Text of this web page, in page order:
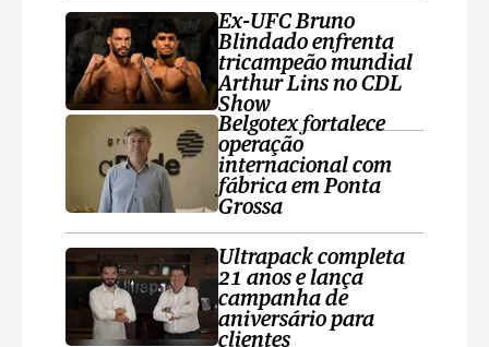
Ex-UFC Bruno
Blindado enfrenta
tricampeão mundial
Arthur Lins no CDL
Show
Belgotex fortalece
operação
internacional com
fábrica em Ponta
Grossa
Ultrapack completa
21 anos e lança
campanha de
aniversário para
clientes